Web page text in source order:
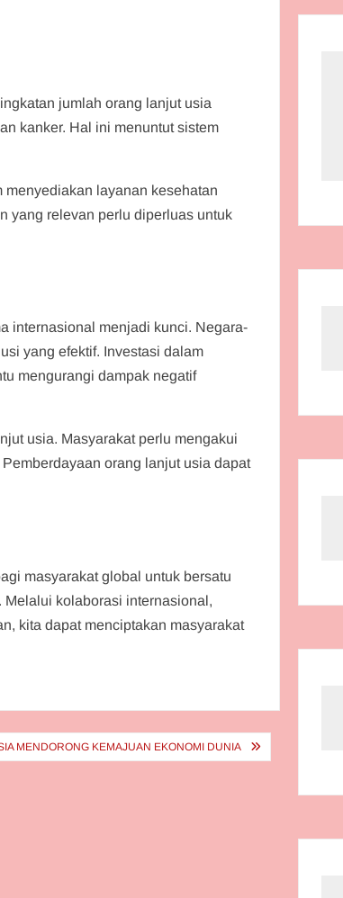
jumlah orang lanjut usia
kanker. Hal ini menuntut sistem
layanan kesehatan
yang relevan perlu diperluas untuk
internasional menjadi kunci. Negara-
yang efektif. Investasi dalam
mengurangi dampak negatif
usia. Masyarakat perlu mengakui
orang lanjut usia dapat
masyarakat global untuk bersatu
kolaborasi internasional,
kita dapat menciptakan masyarakat
MENDORONG KEMAJUAN EKONOMI DUNIA